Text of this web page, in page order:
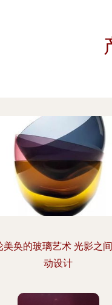
美奂的玻璃艺术 光影之
动设计